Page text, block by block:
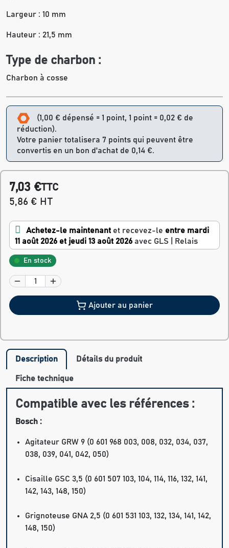
Largeur : 10 mm
Hauteur : 21,5 mm
Type de charbon :
Charbon à cosse
(1,00 € dépensé = 1 point, 1 point = 0,02 € de
réduction).
Votre panier totalisera 7 points qui peuvent être
convertis en un bon d'achat de 0,14 €.
7,03 €TTC
5,86 € HT
Achetez-le maintenant et recevez-le entre mardi
11 août 2026 et jeudi 13 août 2026 avec GLS | Relais
En stock
Ajouter au panier
Description Détails du produit
Fiche technique
Compatible avec les références :
Bosch :
Agitateur GRW 9 (0 601 968 003, 008, 032, 034, 037,
038, 039, 041, 042, 050)
Cisaille GSC 3,5 (0 601 507 103, 104, 114, 116, 132, 141,
142, 143, 148, 150)
Grignoteuse GNA 2,5 (0 601 531 103, 132, 134, 141, 142,
148, 150)